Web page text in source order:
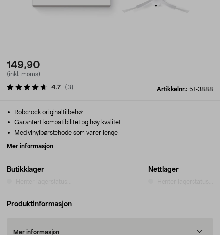
149,90
(inkl. moms)
Artikkelnr.: 51-3888
4.7 (3)
Butikklager Nettlager
Roborock originaltilbehør
Garantert kompatibilitet og høy kvalitet
Med vinylbørstehode som varer lenge
Mer informasjon
Produktinformasjon
Mer informasjon